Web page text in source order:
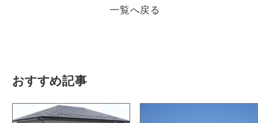
先輩社員の声
一覧へ戻る
おすすめ記事